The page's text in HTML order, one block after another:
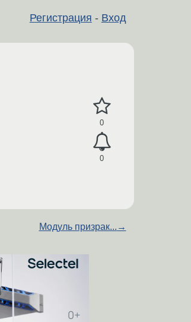
Регистрация - Вход
0
0
Модуль призрак... →